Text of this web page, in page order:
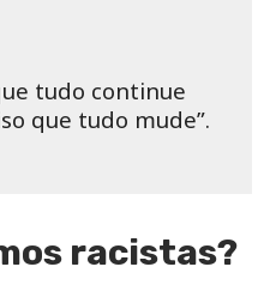
tudo continue
que tudo mude”.
racistas?